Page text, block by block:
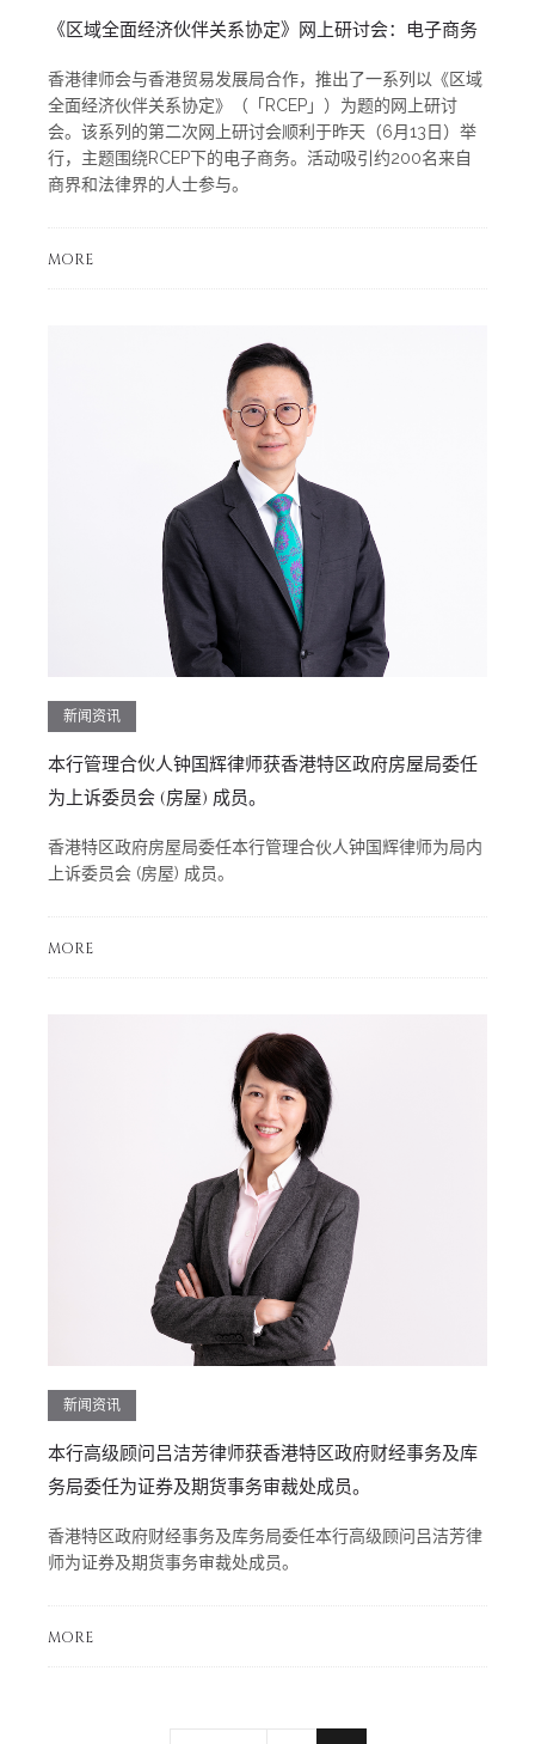
《区域全面经济伙伴关系协定》网上研讨会：电子商务
香港律师会与香港贸易发展局合作，推出了一系列以《区域
全面经济伙伴关系协定》（「RCEP」）为题的网上研讨
会。该系列的第二次网上研讨会顺利于昨天（6月13日）举
行，主题围绕RCEP下的电子商务。活动吸引约200名来自
商界和法律界的人士参与。
MORE
新闻资讯
本行管理合伙人钟国辉律师获香港特区政府房屋局委任
为上诉委员会 (房屋) 成员。
香港特区政府房屋局委任本行管理合伙人钟国辉律师为局内
上诉委员会 (房屋) 成员。
MORE
新闻资讯
本行高级顾问吕洁芳律师获香港特区政府财经事务及库
务局委任为证券及期货事务审裁处成员。
香港特区政府财经事务及库务局委任本行高级顾问吕洁芳律
师为证券及期货事务审裁处成员。
MORE